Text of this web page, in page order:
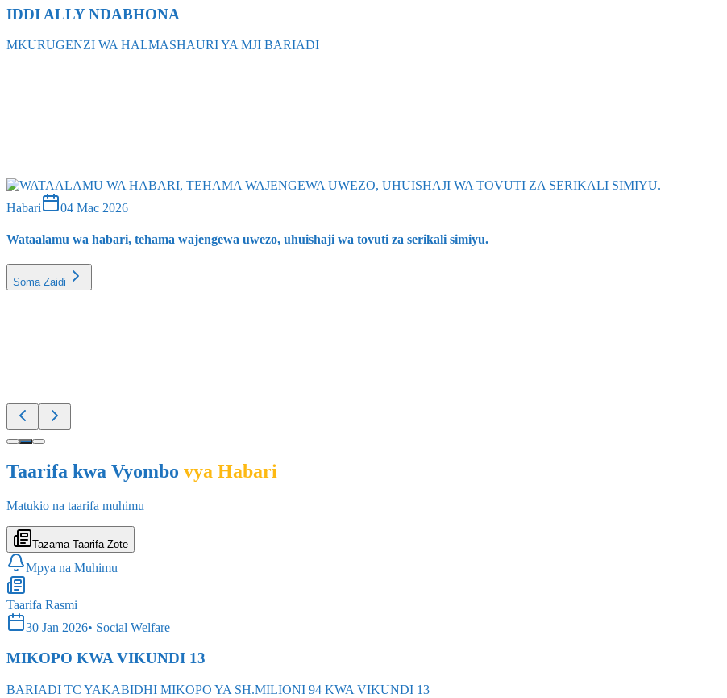
IDDI ALLY NDABHONA
MKURUGENZI WA HALMASHAURI YA MJI BARIADI
Habari 04 Mac 2026
Wataalamu wa habari, tehama wajengewa uwezo, uhuishaji wa tovuti za serikali simiyu.
Soma Zaidi
Taarifa kwa Vyombo vya Habari
Matukio na taarifa muhimu
Tazama Taarifa Zote
Mpya na Muhimu
Taarifa Rasmi
30 Jan 2026• Social Welfare
MIKOPO KWA VIKUNDI 13
BARIADI TC YAKABIDHI MIKOPO YA SH.MILIONI 94 KWA VIKUNDI 13